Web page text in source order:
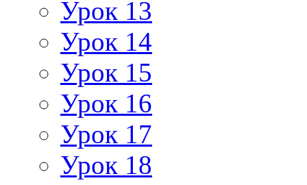
Урок 13
Урок 14
Урок 15
Урок 16
Урок 17
Урок 18